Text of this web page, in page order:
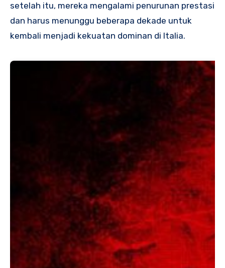
setelah itu, mereka mengalami penurunan prestasi
dan harus menunggu beberapa dekade untuk
kembali menjadi kekuatan dominan di Italia.